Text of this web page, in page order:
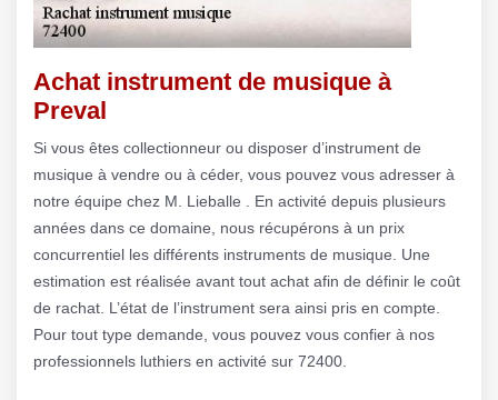
Achat instrument de musique à
Preval
Si vous êtes collectionneur ou disposer d’instrument de
musique à vendre ou à céder, vous pouvez vous adresser à
notre équipe chez M. Lieballe . En activité depuis plusieurs
années dans ce domaine, nous récupérons à un prix
concurrentiel les différents instruments de musique. Une
estimation est réalisée avant tout achat afin de définir le coût
de rachat. L’état de l’instrument sera ainsi pris en compte.
Pour tout type demande, vous pouvez vous confier à nos
professionnels luthiers en activité sur 72400.